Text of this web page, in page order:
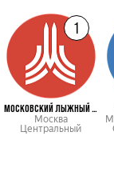
1
МОСКОВСКИЙ ЛЫЖНЫЙ МАРАФОН
Москва
Центральный